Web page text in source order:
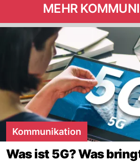
MEHR
Kommunikation
Was ist 5G? Was